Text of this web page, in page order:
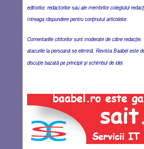
editorilor, redactorilor sau ale membrilor colegiului
întreaga răspundere pentru conţinutul articolelor.
Comentariile cititorilor sunt moderate de către redacţie.
atacurile la persoană se elimină. Revista Baabel este
discuţie bazată pe principii şi schimbul de idei.